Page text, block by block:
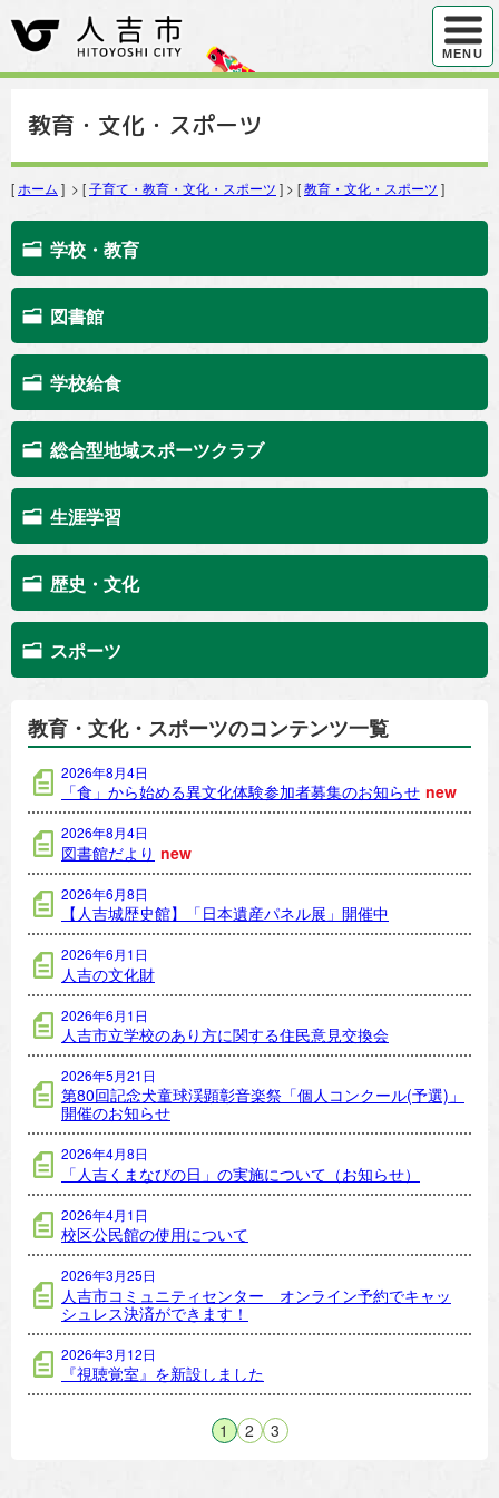
ハンバ
MENU
教育・文化・スポーツ
[ ホーム ] > [子育て・教育・文化・スポーツ ] > [教育・文化・スポーツ ]
学校・教育
図書館
学校給食
総合型地域スポーツクラブ
生涯学習
歴史・文化
スポーツ
教育・文化・スポーツのコンテンツ一覧
2026年8月4日
「食」から始める異文化体験参加者募集のお知らせ new
2026年8月4日
図書館だより new
2026年6月8日
【人吉城歴史館】「日本遺産パネル展」開催中
2026年6月1日
人吉の文化財
2026年6月1日
人吉市立学校のあり方に関する住民意見交換会
2026年5月21日
第80回記念犬童球渓顕彰音楽祭「個人コンクール(予選)」
開催のお知らせ
2026年4月8日
「人吉くまなびの日」の実施について（お知らせ）
2026年4月1日
校区公民館の使用について
2026年3月25日
人吉市コミュニティセンター オンライン予約でキャッ
シュレス決済ができます！
2026年3月12日
『視聴覚室』を新設しました
1 2 3